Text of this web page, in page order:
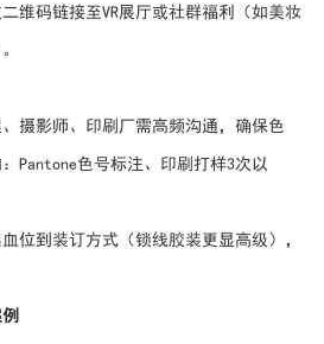
维码链接至VR展厅或社群福利（如美妆
摄影师、印刷厂需高频沟通，确保色
Pantone色号标注、印刷打样3次以
位到装订方式（锁线胶装更显高级），